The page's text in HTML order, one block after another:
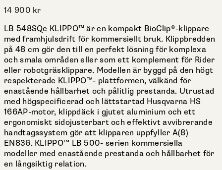
14 900 kr
LB 548SQe KLIPPO™ är en kompakt BioClip®-klippare
med framhjulsdrift för kommersiellt bruk. Klippbredden
på 48 cm gör den till en perfekt lösning för komplexa
och smala områden eller som ett komplement för Rider
eller robotgräsklippare. Modellen är byggd på den högt
respekterade KLIPPO™- plattformen, välkänd för
enastående hållbarhet och pålitlig prestanda. Utrustad
med högspecificerad och lättstartad Husqvarna HS
166AP-motor, klippdäck i gjutet aluminium och ett
ergonomiskt sidojusterbart och effektivt avvibrerande
handtagssystem gör att klipparen uppfyller A(8)
EN836. KLIPPO™ LB 500- serien kommersiella
modeller med enastående prestanda och hållbarhet för
en långsiktig relation.